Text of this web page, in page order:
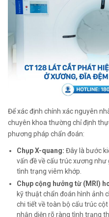
Để xác định chính xác nguyên
chuyên khoa thường chỉ định
phương pháp chẩn đoán:
Chụp X-quang: Đây là bước
vấn đề về cấu trúc xương
tình trạng viêm khớp.
Chụp cộng hưởng từ (MRI)
kỹ thuật chẩn đoán hình ảnh
chi tiết về toàn bộ cấu trúc
nhận diện rõ ràng tình trạng